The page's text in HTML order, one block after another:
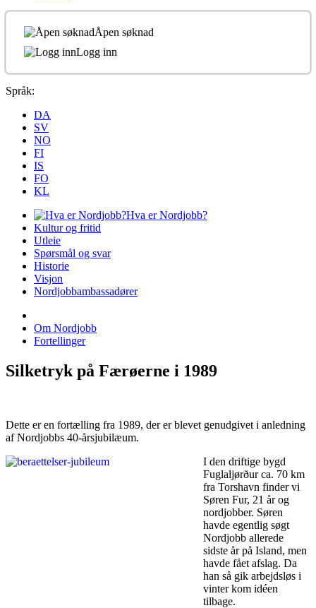
Åpen søknad
Logg inn
Språk:
DA
SV
NO
FI
IS
FO
KL
Hva er Nordjobb?
Kultur og fritid
Utleie
Spørsmål og svar
Historie
Visjon
Nordjobbambassadører
Om Nordjobb
Fortellinger
Silketryk på Færøerne i 1989
Dette er en fortælling fra 1989, der er blevet genudgivet i anledning
af Nordjobbs 40-årsjubilæum.
I den driftige bygd
Fuglaljørður ca. 70 km
fra Torshavn finder vi
Søren Fur, 21 år og
nordjobber. Søren
havde egentlig søgt
Nordjobb allerede
sidste år på Island, men
havde fået afslag. Da
han så gik arbejdsløs i
vinter kom idéen
tilbage.